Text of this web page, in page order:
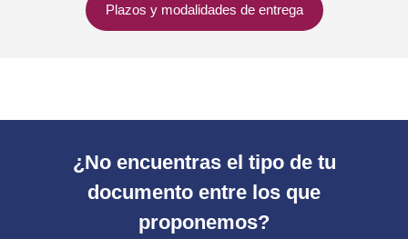
Plazos y modalidades de entrega
¿No encuentras el tipo de tu
documento entre los que
proponemos?